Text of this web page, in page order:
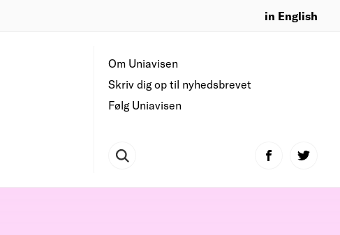
in English
Om Uniavisen
Skriv dig op til nyhedsbrevet
Følg Uniavisen